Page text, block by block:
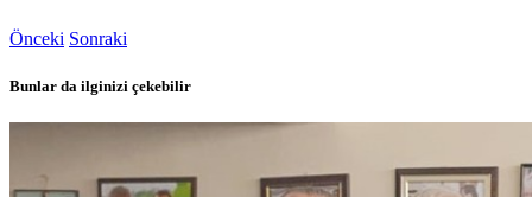
Önceki Sonraki
Bunlar da ilginizi çekebilir